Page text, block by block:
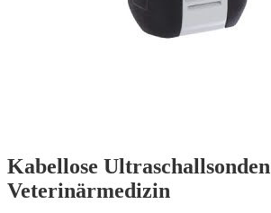
Kabellose
Veterinärmedizin